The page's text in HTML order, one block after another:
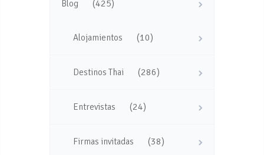
Blog (425)
Alojamientos (10)
Destinos Thai (286)
Entrevistas (24)
Firmas invitadas (38)